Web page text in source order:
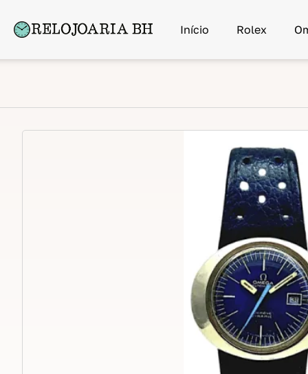
Início Rolex